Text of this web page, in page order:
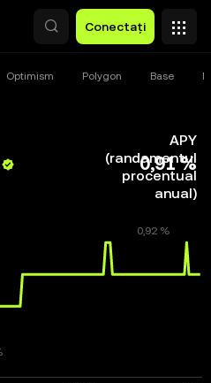
Conectați
Optimism Polygon Base
APY
(randamentul
procentual
anual)
0,91 %